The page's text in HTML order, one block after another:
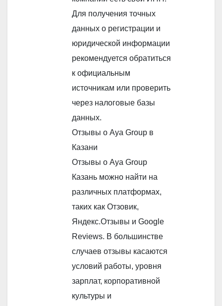
Для получения точных
данных о регистрации и
юридической информации
рекомендуется обратиться
к официальным
источникам или проверить
через налоговые базы
данных.
Отзывы о Aya Group в
Казани
Отзывы о Aya Group
Казань можно найти на
различных платформах,
таких как Отзовик,
Яндекс.Отзывы и Google
Reviews. В большинстве
случаев отзывы касаются
условий работы, уровня
зарплат, корпоративной
культуры и